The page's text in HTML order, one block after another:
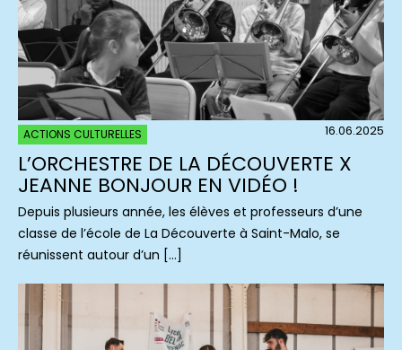
ACTIONS CULTURELLES 16.06.2025
L’ORCHESTRE DE LA DÉCOUVERTE X
JEANNE BONJOUR EN VIDÉO !
Depuis plusieurs année, les élèves et professeurs d’une
classe de l’école de La Découverte à Saint-Malo, se
réunissent autour d’un […]